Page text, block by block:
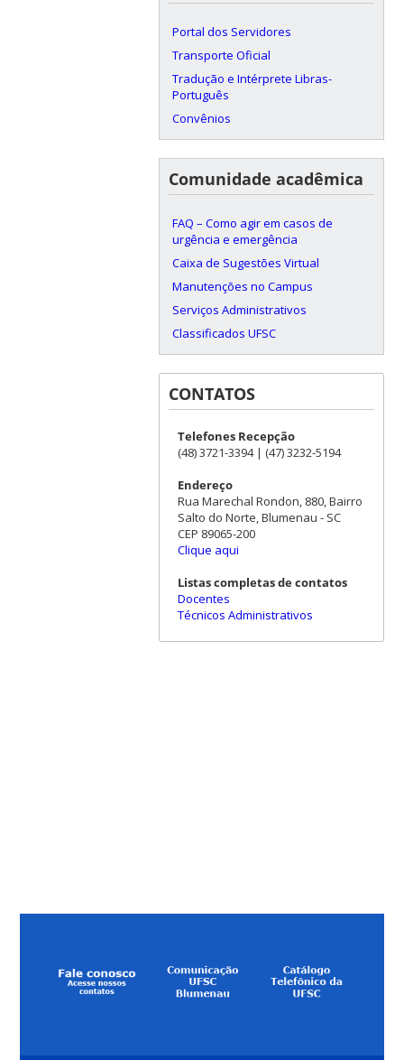
Portal dos Servidores
Transporte Oficial
Tradução e Intérprete Libras-
Português
Convênios
Comunidade acadêmica
FAQ – Como agir em casos de
urgência e emergência
Caixa de Sugestões Virtual
Manutenções no Campus
Serviços Administrativos
Classificados UFSC
CONTATOS
Telefones Recepção
(48) 3721-3394 | (47) 3232-5194
Endereço
Rua Marechal Rondon, 880, Bairro
Salto do Norte, Blumenau - SC
CEP 89065-200
Clique aqui
Listas completas de contatos
Docentes
Técnicos Administrativos